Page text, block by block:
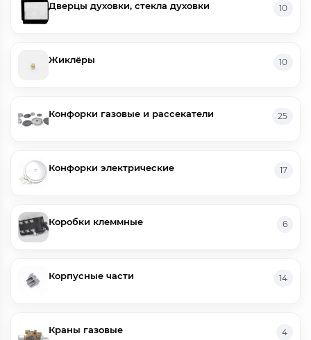
Дверцы духовки, стекла духовки 10
Жиклёры 10
Конфорки газовые и рассекатели 25
Конфорки электрические 17
Коробки клеммные 6
Корпусные части 14
Краны газовые 4